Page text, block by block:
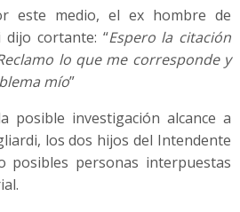
este medio, el ex hombre de
dijo cortante: “Espero la citación
lo que me corresponde y
mío”
posible investigación alcance a
los dos hijos del Intendente
posibles personas interpuestas